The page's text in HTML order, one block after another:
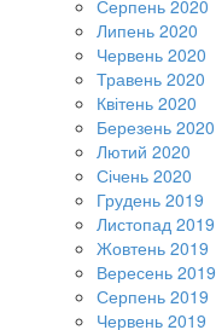
Серпень 2020
Липень 2020
Червень 2020
Травень 2020
Квітень 2020
Березень 2020
Лютий 2020
Січень 2020
Грудень 2019
Листопад 2019
Жовтень 2019
Вересень 2019
Серпень 2019
Червень 2019